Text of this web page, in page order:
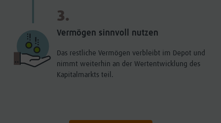
3.
Vermögen sinnvoll nutzen
Das restliche Vermögen verbleibt im Depot und
nimmt weiterhin an der Wertentwicklung des
Kapitalmarkts teil.